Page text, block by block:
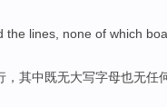
the lines none of which
， 其中既无大写字母也无任